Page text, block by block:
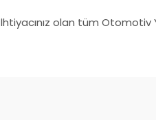
İhtiyacınız olan tüm